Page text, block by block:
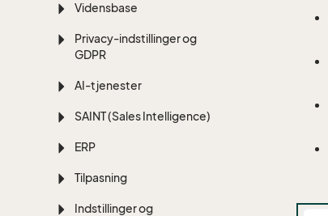
Vidensbase
Privacy-indstillinger og
GDPR
AI-tjenester
SAINT (Sales Intelligence)
ERP
Tilpasning
Indstillinger og